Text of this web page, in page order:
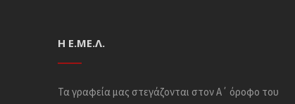
Η Ε.ΜΕ.Λ.
Τα γραφεία μας στεγάζονται στον Α΄ όροφο του